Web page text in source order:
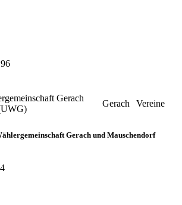
Gerach
Gerach Vereine
Gerach und Mauschendorf